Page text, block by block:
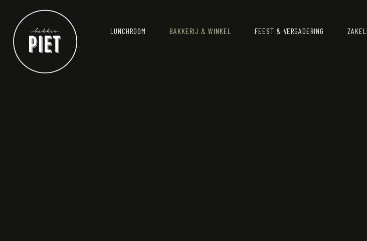
LUNCHROOM BAKKERIJ & WINKEL FEEST & VERGADERING